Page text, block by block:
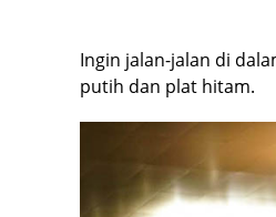
Ingin jalan-jalan di
putih dan plat hitam.